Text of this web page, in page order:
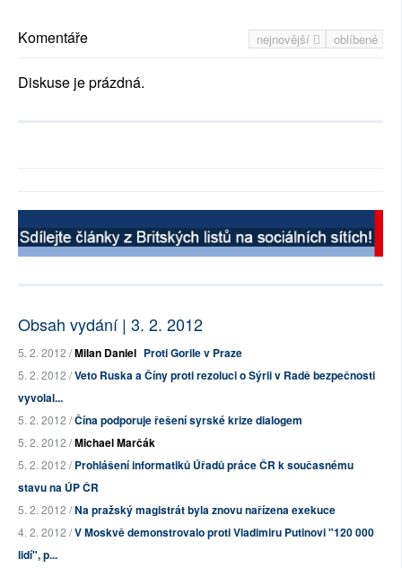
nejnovější oblíbené
Komentáře
Diskuse je prázdná.
Obsah vydání | 3. 2. 2012
5. 2. 2012 /Milan Daniel Proti Gorile v Praze
5. 2. 2012 /Veto Ruska a Číny proti rezoluci o Sýrii v Radě bezpečnosti
vyvolal...
5. 2. 2012 /Čína podporuje řešení syrské krize dialogem
5. 2. 2012 /Michael Marčák
5. 2. 2012 /Prohlášení informatiků Úřadů práce ČR k současnému
stavu na ÚP ČR
5. 2. 2012 /Na pražský magistrát byla znovu nařízena exekuce
4. 2. 2012 /V Moskvě demonstrovalo proti Vladimiru Putinovi "120 000
lidí", p...